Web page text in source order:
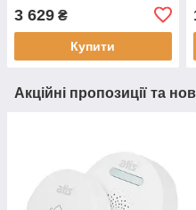
150 ПІН-кодів, 100
відбитків пальця
3 629 ₴
Купити
Акційні пропозиції та